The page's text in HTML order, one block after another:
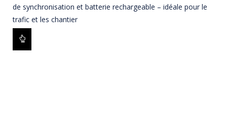
de synchronisation et batterie rechargeable – idéale pour le
trafic et les chantier